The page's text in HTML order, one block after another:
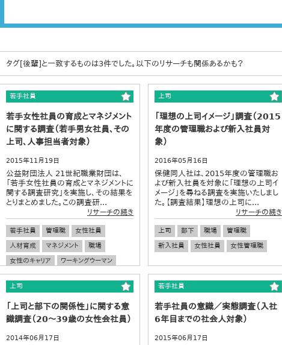
タグ[後輩]と一致するものは3件でした。以下のリサーチも関係あるかも？
若手社員
若手女性社員の育成とマネジメント
に関する調査（若手男女社員、その
上司、人事担当者対象）
2015年11月19日
公益財団法人 21世紀職業財団は、
「若手女性社員の育成とマネジメントに
関する調査研究」を実施し、その結果を
とりまとめました。この調査研...
リサーチの続き
若手社員 管理職
女性社員
人材育成
マネジメント
職場
女性のキャリア
ワーキングウーマン
有職女性
上司 部下 仕事観
上司
「理想の上司イメージ」調査（2015
年度の管理職および新入社員対
象）
2016年05月16日
保健同人社は、2015年度の管理職お
よび新入社員を対象に「理想の上司イ
メージ」を尋ねる調査を実施いたしまし
た。【調査結果】理想の上司に...
リサーチの続き
上司 部下 職場
管理職
新入社員
女性社員 女性管理職
上司
「上司と部下の関係性」に関する意
識調査（20～39歳の女性会社員）
2014年06月17日
若手社員
若手社員の意識／実態調査（入社
6年目までの社会人対象）
2015年06月17日